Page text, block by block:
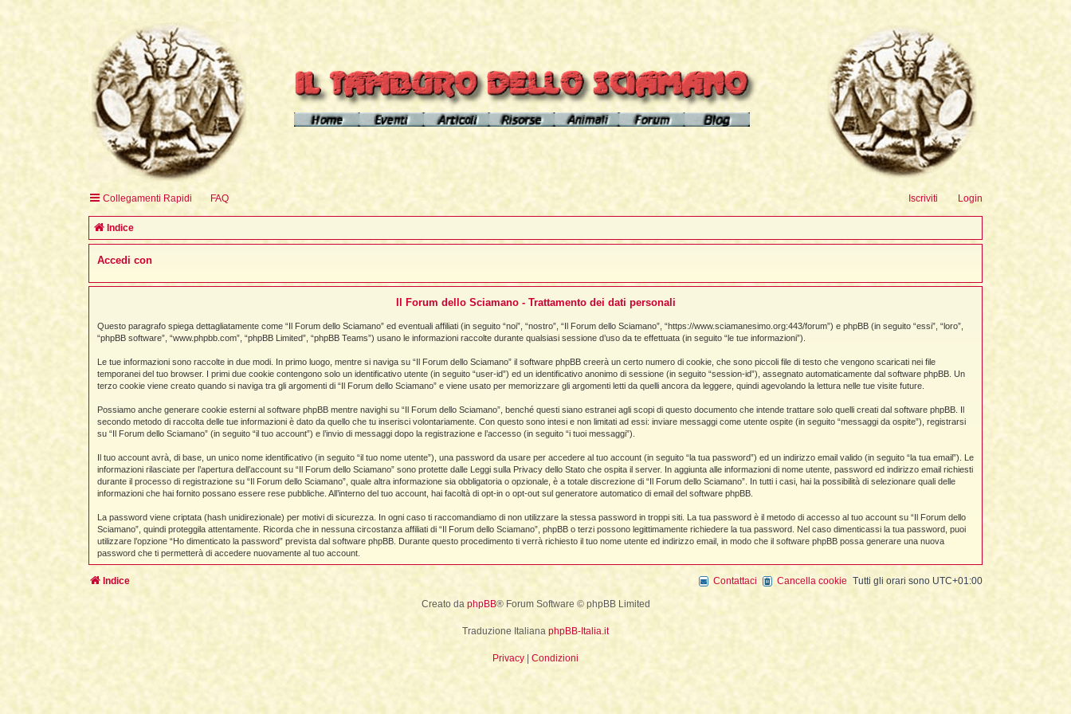
Homepage del sito
Homepage del mirror
English Homepage
Calendario eventi
Apprendistato Sciamanico
Indice articoli
Tséntsak e Spiriti Aiutanti
Il Flusso di esistenze
Vicente Júa
Sciamanesimo e Psicologia
Il Cammino delle 24 Stelle
La Fine della Civiltà
Il Fiume della Vita, i Reni e il muro
Articoli Premium
Sogno e Destino - 1° parte
Sogno e Destino - 2° parte
Recupero dell'Animale di Potere
Depossessione
Sciamanesimo e Guarigione
Contatto
Curanderos qualificati
Pagamenti
Dizionario dei Sogni
Introduzione
Dizionario degli Tséntsak
Introduzione
Pagina iniziale
La Lingua degli Spiriti
Introduzione
Apprendistato Sciamanico Online
Homepage
Info sui contenuti
I poteri degli animali
Anaconda
Aquila
Cavallo
Elefante
Lepre
Collegamenti Rapidi FAQ Login
Iscriviti
Indice
Accedi con
Il Forum dello Sciamano - Trattamento dei dati personali
Questo paragrafo spiega dettagliatamente come “Il Forum dello Sciamano” ed eventuali affiliati (in seguito “noi”, “nostro”, “Il Forum dello Sciamano”, “https://www.sciamanesimo.org:443/forum”) e phpBB (in seguito “essi”, “loro”,
“phpBB software”, “www.phpbb.com”, “phpBB Limited”, “phpBB Teams”) usano le informazioni raccolte durante qualsiasi sessione d’uso da te effettuata (in seguito “le tue informazioni”).
Le tue informazioni sono raccolte in due modi. In primo luogo, mentre si naviga su “Il Forum dello Sciamano” il software phpBB creerà un certo numero di cookie, che sono piccoli file di testo che vengono scaricati nei file
temporanei del tuo browser. I primi due cookie contengono solo un identificativo utente (in seguito “user-id”) ed un identificativo anonimo di sessione (in seguito “session-id”), assegnato automaticamente dal software phpBB. Un
terzo cookie viene creato quando si naviga tra gli argomenti di “Il Forum dello Sciamano” e viene usato per memorizzare gli argomenti letti da quelli ancora da leggere, quindi agevolando la lettura nelle tue visite future.
Possiamo anche generare cookie esterni al software phpBB mentre navighi su “Il Forum dello Sciamano”, benché questi siano estranei agli scopi di questo documento che intende trattare solo quelli creati dal software phpBB. Il
secondo metodo di raccolta delle tue informazioni è dato da quello che tu inserisci volontariamente. Con questo sono intesi e non limitati ad essi: inviare messaggi come utente ospite (in seguito “messaggi da ospite”), registrarsi
su “Il Forum dello Sciamano” (in seguito “il tuo account”) e l’invio di messaggi dopo la registrazione e l’accesso (in seguito “i tuoi messaggi”).
Il tuo account avrà, di base, un unico nome identificativo (in seguito “il tuo nome utente”), una password da usare per accedere al tuo account (in seguito “la tua password”) ed un indirizzo email valido (in seguito “la tua email”). Le
informazioni rilasciate per l’apertura dell’account su “Il Forum dello Sciamano” sono protette dalle Leggi sulla Privacy dello Stato che ospita il server. In aggiunta alle informazioni di nome utente, password ed indirizzo email richiesti
durante il processo di registrazione su “Il Forum dello Sciamano”, quale altra informazione sia obbligatoria o opzionale, è a totale discrezione di “Il Forum dello Sciamano”. In tutti i casi, hai la possibilità di selezionare quali delle
informazioni che hai fornito possano essere rese pubbliche. All’interno del tuo account, hai facoltà di opt-in o opt-out sul generatore automatico di email del software phpBB.
La password viene criptata (hash unidirezionale) per motivi di sicurezza. In ogni caso ti raccomandiamo di non utilizzare la stessa password in troppi siti. La tua password è il metodo di accesso al tuo account su “Il Forum dello
Sciamano”, quindi proteggila attentamente. Ricorda che in nessuna circostanza affiliati di “Il Forum dello Sciamano”, phpBB o terzi possono legittimamente richiedere la tua password. Nel caso dimenticassi la tua password, puoi
utilizzare l’opzione “Ho dimenticato la password” prevista dal software phpBB. Durante questo procedimento ti verrà richiesto il tuo nome utente ed indirizzo email, in modo che il software phpBB possa generare una nuova
password che ti permetterà di accedere nuovamente al tuo account.
Indice Tutti gli orari sono UTC+01:00
Cancella cookie
Contattaci
Creato da phpBB® Forum Software © phpBB Limited
Traduzione Italiana phpBB-Italia.it
Privacy Condizioni